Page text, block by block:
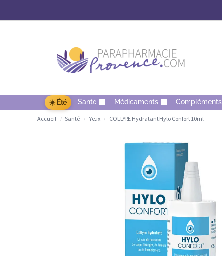
☀️ Été Santé Médicaments Compléments
Accueil / Santé / Yeux / COLLYRE Hydratant Hylo Confort 10ml